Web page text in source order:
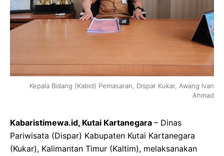
Kepala Bidang (Kabid) Pemasaran, Dispar Kukar, Awang Ivan
Ahmad
Kabaristimewa.id, Kutai Kartanegara – Dinas
Pariwisata (Dispar) Kabupaten Kutai Kartanegara
(Kukar), Kalimantan Timur (Kaltim), melaksanakan